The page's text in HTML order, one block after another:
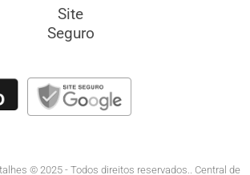
Site
Seguro
© 2025 - Todos direitos reservados.. Central de